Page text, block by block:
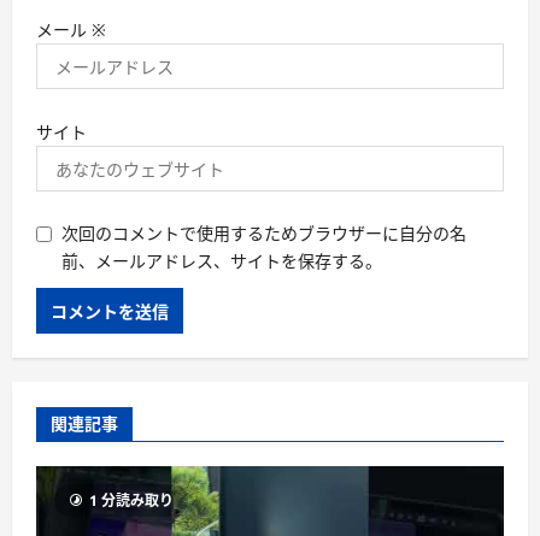
メール ※
サイト
次回のコメントで使用するためブラウザーに自分の名
前、メールアドレス、サイトを保存する。
関連記事
1 分読み取り